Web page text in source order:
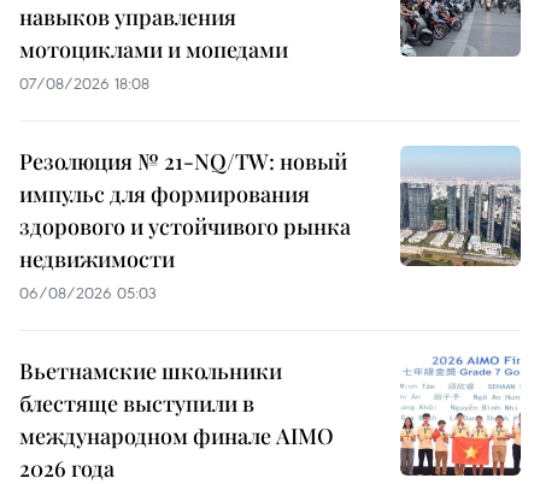
навыков управления
мотоциклами и мопедами
07/08/2026 18:08
Резолюция № 21-NQ/TW: новый
импульс для формирования
здорового и устойчивого рынка
недвижимости
06/08/2026 05:03
Вьетнамские школьники
блестяще выступили в
международном финале AIMO
2026 года